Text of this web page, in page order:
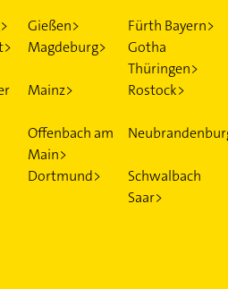
Gießen>
Fürth Bayern>
Magdeburg>
Gotha
Thüringen>
Mainz> Rostock>
Offenbach am
Main>
Dortmund>
Schwalbach
Saar>